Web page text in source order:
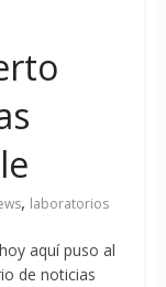
, laboratorios
aquí puso al
de noticias